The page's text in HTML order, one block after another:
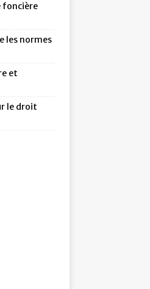
foncière
les normes
et
le droit